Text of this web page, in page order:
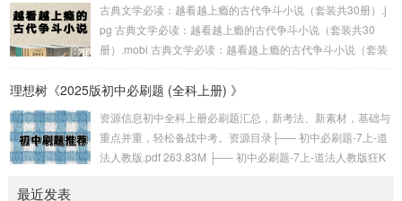
的最新版。不过就算阅读App停更，现在依然有大佬维护规
则，而今天分享的两个书源网站就是收集了众多书源规则的书
源仓库。Yiove书源仓库第一个是Yiove书源...
古典文学必读：越看越上瘾的古代争斗小说（套装共30册）.j
pg 古典文学必读：越看越上瘾的古代争斗小说（套装共30
册）.mobi 古典文学必读：越看越上瘾的古代争斗小说（套装
（套装共30册）链接：https://pan.quark.cn/s/2b38240b29e
理想树《2025版初中必刷题 (全科上册) 》
资源信息初中全科上册必刷题汇总，新考法、新素材，基础与
重点并重，轻松备战中考。资源目录├── 初中必刷题-7上-道
法人教版.pdf 263.83M ├── 初中必刷题-7上-道法人教版狂K
最近发表